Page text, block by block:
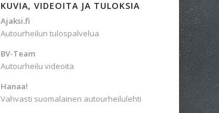
KUVIA, VIDEOITA JA TULOKSIA
Ajaksi.fi
Autourheilun tulospalvelua
BV-Team
Autourheilu videoita
Hanaa!
Vahvasti suomalainen autourheilulehti